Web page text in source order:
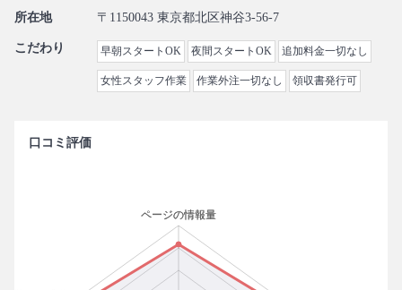
所在地 〒1150043 東京都北区神谷3-56-7
こだわり 早朝スタートOK 夜間スタートOK 追加料金一切なし
女性スタッフ作業 作業外注一切なし 領収書発行可
口コミ評価